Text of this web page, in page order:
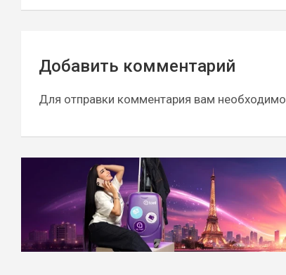
по
записям
Добавить комментарий
Для отправки комментария вам необходимо